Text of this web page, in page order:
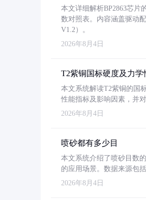
本文详细解析BP2863芯片
数对照表。内容涵盖驱动
V1.2）。
2026年8月4日
T2紫铜国标硬度及力学
本文系统解读T2紫铜的国
性能指标及影响因素，并
2026年8月4日
喷砂都有多少目
本文系统介绍了喷砂目数
的应用场景。数据来源包
2026年8月4日